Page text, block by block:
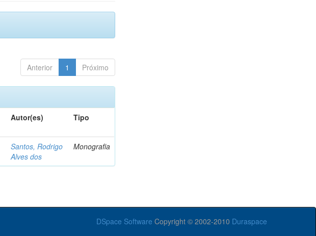
Anterior 1 Próximo
Autor(es) Tipo
Santos, Rodrigo
Alves dos
Monografia
DSpace Software Copyright © 2002-2010 Duraspace